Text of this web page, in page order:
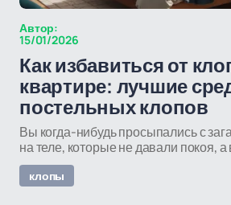
Автор:
15/01/2026
Как избавиться от
квартире: лучшие
постельных клопов
Вы когда-нибудь просыпались с
на теле, которые не давали покоя,
клопы